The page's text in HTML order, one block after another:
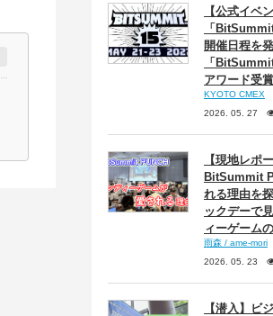
【公式イベ
「
開催日程を
「
アワード受
KYOTO CMEX
2026. 05. 27
【現地レポー
BitSummit
れる理由を
ックデーで
ィーゲーム
雨森 / ame-mori
2026. 05. 23
【潜入】ビ